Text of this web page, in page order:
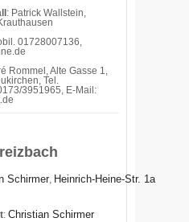
: Patrick Wallstein,
01728007136,
Rommel, Alte Gasse 1,
Tel.
3951965, E-Mail:
Schirmer, Heinrich-Heine-Str. 1a
: Christian Schirmer